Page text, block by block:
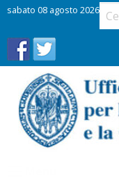
sabato 08 agosto 2026